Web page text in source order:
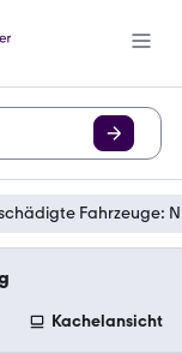
Fahrzeuge:
Kachelansicht